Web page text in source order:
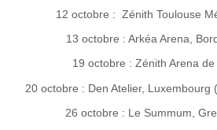
12 octobre : Zénith Toulouse
13 octobre : Arkéa Arena,
19 octobre : Zénith Arena de
20 octobre : Den Atelier, Luxembourg
26 octobre : Le Summum,